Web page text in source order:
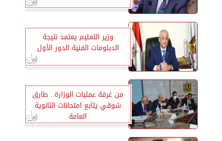
وزير التعليم يعتمد نتيجة
الدبلومات الفنية الدور الأول
من غرفة عمليات الوزارة.. طارق
شوقي يتابع امتحانات الثانوية
العامة